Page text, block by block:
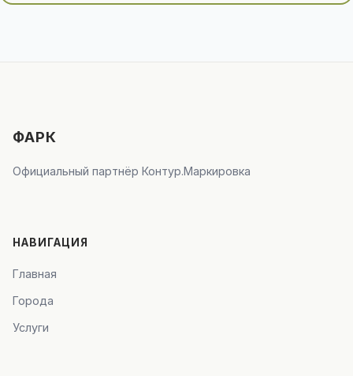
ФАРК
Официальный партнёр Контур.Маркировка
НАВИГАЦИЯ
Главная
Города
Услуги